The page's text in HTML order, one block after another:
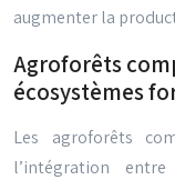
augmenter la
Agroforêts
écosystèmes
Les agroforêts
l’intégration